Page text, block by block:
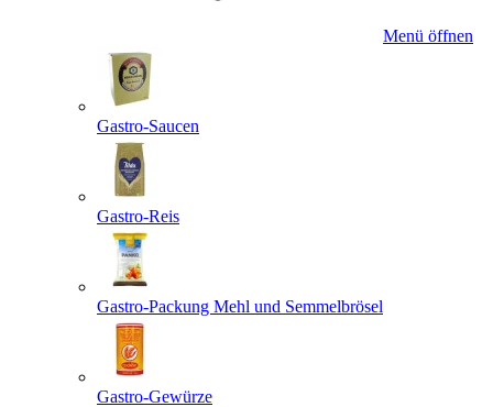
Menü öffnen
Gastro-Saucen
Gastro-Reis
Gastro-Packung Mehl und Semmelbrösel
Gastro-Gewürze